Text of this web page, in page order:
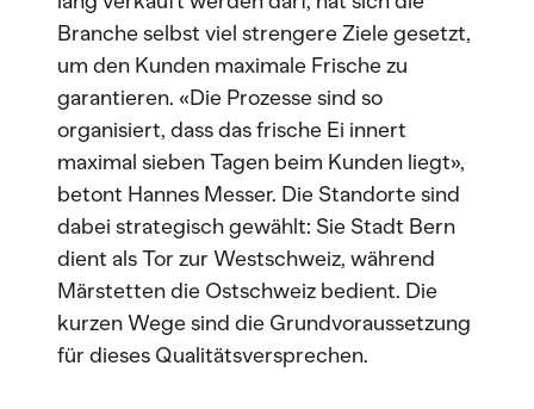
Branche selbst viel strengere Ziele gesetzt,
um den Kunden maximale Frische zu
garantieren. «Die Prozesse sind so
organisiert, dass das frische Ei innert
maximal sieben Tagen beim Kunden liegt»,
betont Hannes Messer. Die Standorte sind
dabei strategisch gewählt: Sie Stadt Bern
dient als Tor zur Westschweiz, während
Märstetten die Ostschweiz bedient. Die
kurzen Wege sind die Grundvoraussetzung
für dieses Qualitätsversprechen.